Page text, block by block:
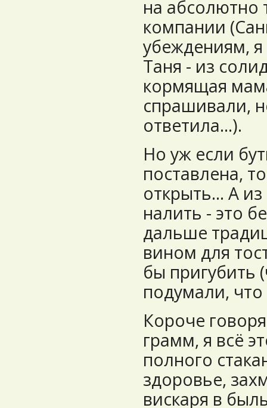
на абсолютно
компании
убеждениям,
Таня - из
кормящая
спрашивали,
ответила...).
Но уж если
поставлена,
открыть... А
налить - это
дальше
вином для
бы пригубить
подумали,
Короче
грамм, я всё
полного
здоровье,
вискаря в